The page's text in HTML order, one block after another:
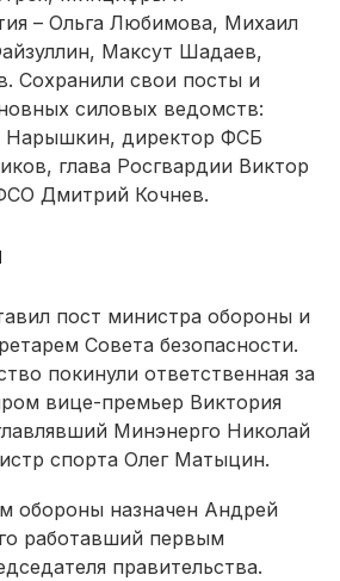
– Ольга Любимова, Михаил
Максут Шадаев,
Сохранили свои посты и
силовых ведомств:
Нарышкин, директор ФСБ
глава Росгвардии Виктор
Дмитрий Кочнев.
пост министра обороны и
Совета безопасности.
покинули ответственная за
вице-премьер Виктория
Минэнерго Николай
спорта Олег Матыцин.
обороны назначен Андрей
работавший первым
правительства.